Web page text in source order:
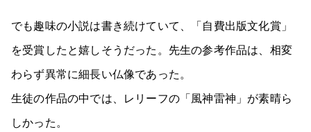
でも趣味の小説は書き続けていて、「自費出版文化賞」
を受賞したと嬉しそうだった。先生の参考作品は、相変
わらず異常に細長い仏像であった。
生徒の作品の中では、レリーフの「風神雷神」が素晴ら
しかった。